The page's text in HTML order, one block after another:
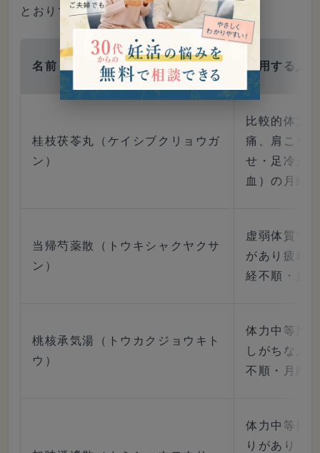
とおりです。
名前 使用する人
桂枝茯苓丸（ケイシブクリョウガ
ン）
比較的体力
痛、肩こり
せ・足冷え
血）の月経
当帰芍薬散（トウキシャクヤクサ
ン）
虚弱体質で
があり疲れ
経不順・月
桃核承気湯（トウカクジョウキト
ウ）
体力中等度
しがちな人
不順・月経
体力中等度
りがあり、